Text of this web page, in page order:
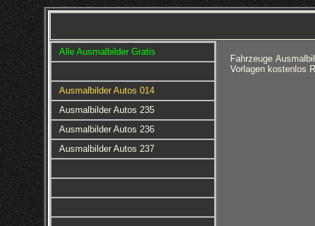
Alle Ausmalbilder Gratis
Ausmalbilder Autos 014
Ausmalbilder Autos 235
Ausmalbilder Autos 236
Ausmalbilder Autos 237
Fahrzeuge
Vorlagen kostenlos